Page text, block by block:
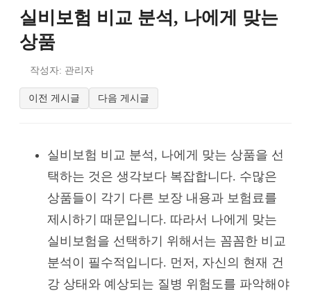
실비보험 비교 분석, 나에게 맞는
상품
작성자: 관리자
이전 게시글 다음 게시글
실비보험 비교 분석, 나에게 맞는 상품을 선
택하는 것은 생각보다 복잡합니다. 수많은
상품들이 각기 다른 보장 내용과 보험료를
제시하기 때문입니다. 따라서 나에게 맞는
실비보험을 선택하기 위해서는 꼼꼼한 비교
분석이 필수적입니다. 먼저, 자신의 현재 건
강 상태와 예상되는 질병 위험도를 파악해야